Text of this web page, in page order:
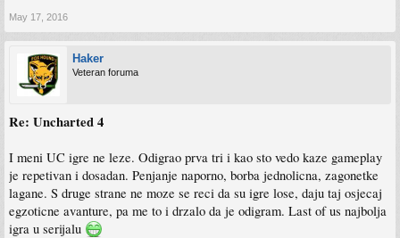
May 17, 2016
Haker
Veteran foruma
Re: Uncharted 4
I meni UC igre ne leze. Odigrao prva tri i kao sto vedo kaze gameplay
je repetivan i dosadan. Penjanje naporno, borba jednolicna, zagonetke
lagane. S druge strane ne moze se reci da su igre lose, daju taj osjecaj
egzoticne avanture, pa me to i drzalo da je odigram. Last of us najbolja
igra u serijalu